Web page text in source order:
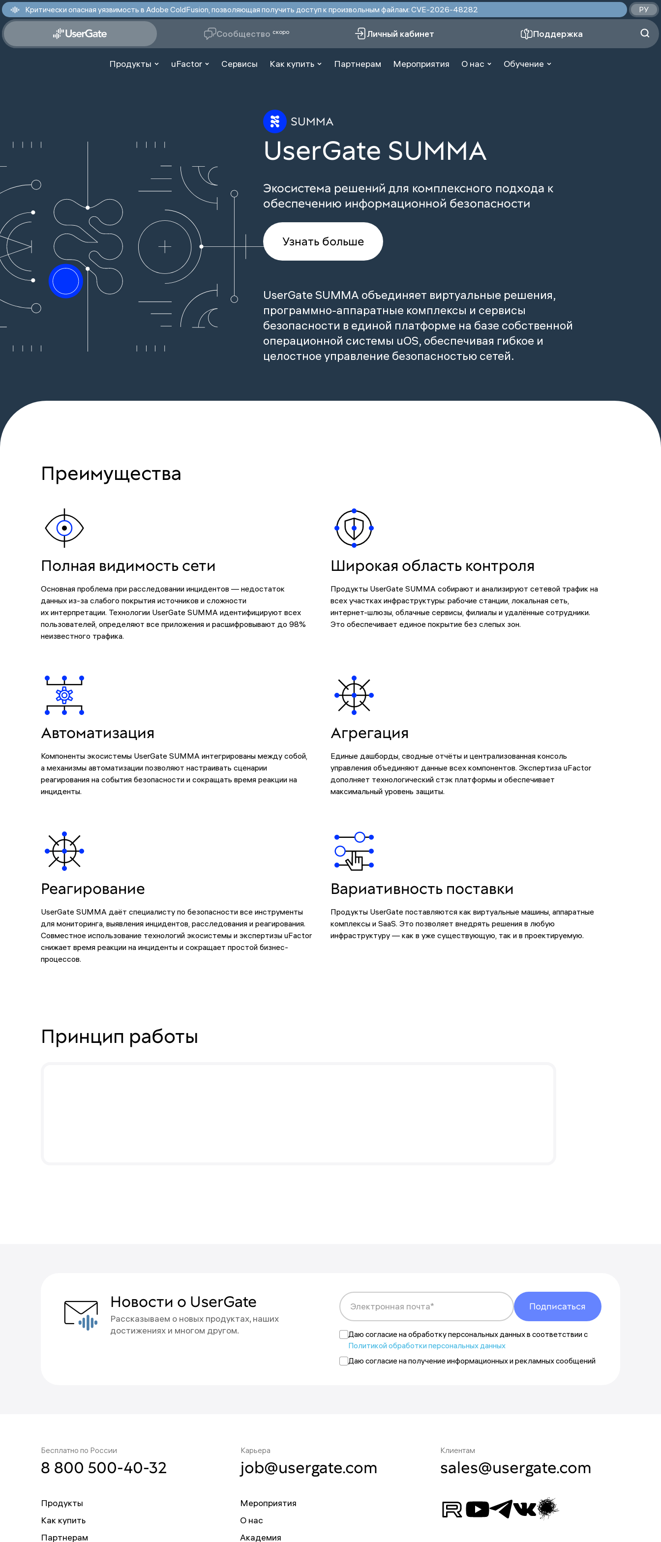
Критически опасная уязвимость в Adobe ColdFusion, позволяющая получить доступ к произвольным файлам: CVE-2026-48282 РУ
Сообщество скоро Личный кабинет Поддержка
Продукты uFactor Сервисы Как купить Партнерам Мероприятия О нас Обучение
SUMMA
UserGate SUMMA
Экосистема решений для комплексного подхода к
обеспечению информационной безопасности
Узнать больше
UserGate SUMMA объединяет виртуальные решения,
программно-аппаратные комплексы и сервисы
безопасности в единой платформе на базе собственной
операционной системы uOS, обеспечивая гибкое и
целостное управление безопасностью сетей.
Преимущества
Полная видимость сети
Основная проблема при расследовании инцидентов — недостаток
данных из-за слабого покрытия источников и сложности
их интерпретации. Технологии UserGate SUMMA идентифицируют всех
пользователей, определяют все приложения и расшифровывают до 98%
неизвестного трафика.
Широкая область контроля
Продукты UserGate SUMMA собирают и анализируют сетевой трафик на
всех участках инфраструктуры: рабочие станции, локальная сеть,
интернет-шлюзы, облачные сервисы, филиалы и удалённые сотрудники.
Это обеспечивает единое покрытие без слепых зон.
Автоматизация
Компоненты экосистемы UserGate SUMMA интегрированы между собой,
а механизмы автоматизации позволяют настраивать сценарии
реагирования на события безопасности и сокращать время реакции на
инциденты.
Агрегация
Единые дашборды, сводные отчёты и централизованная консоль
управления объединяют данные всех компонентов. Экспертиза uFactor
дополняет технологический стэк платформы и обеспечивает
максимальный уровень защиты.
Реагирование
UserGate SUMMA даёт специалисту по безопасности все инструменты
для мониторинга, выявления инцидентов, расследования и реагирования.
Совместное использование технологий экосистемы и экспертизы uFactor
снижает время реакции на инциденты и сокращает простой бизнес-
процессов.
Вариативность поставки
Продукты UserGate поставляются как виртуальные машины, аппаратные
комплексы и SaaS. Это позволяет внедрять решения в любую
инфраструктуру — как в уже существующую, так и в проектируемую.
Принцип работы
Новости о UserGate
Рассказываем о новых продуктах, наших
достижениях и многом другом.
Электронная почта* Подписаться
Даю согласие на обработку персональных данных в соответствии с
Политикой обработки персональных данных
Даю согласие на получение информационных и рекламных сообщений
Вы подписаны на новости
Новости будут приходить на адрес {{email}}.
Отменить подписку можно в любой момент.
Указать другой адрес
Бесплатно по России
8 800 500-40-32
Карьера
job@usergate.com
Клиентам
sales@usergate.com
Продукты
Как купить
Партнерам
Мероприятия
О нас
Академия